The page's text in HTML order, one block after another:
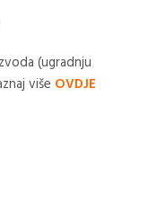
(ugradnju
više OVDJE